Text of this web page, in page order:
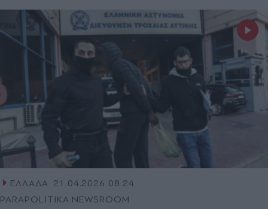
ΕΛΛΑΔΑ 21.04.2026 08:24
PARAPOLITIKA NEWSROOM